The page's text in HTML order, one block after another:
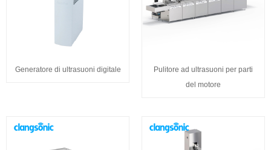
Generatore di ultrasuoni digitale
Pulitore ad ultrasuoni per parti
del motore